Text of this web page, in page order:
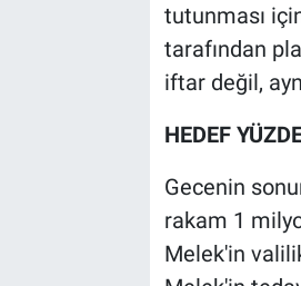
tutunması
tarafından
iftar değil,
HEDEF
Gecenin
rakam 1
Melek'in